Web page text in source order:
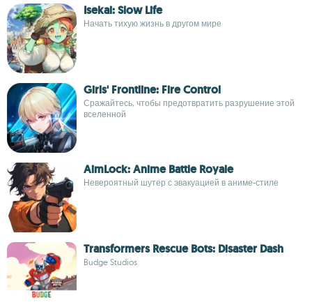
Isekai: Slow Life
Начать тихую жизнь в другом мире
Girls' Frontline: Fire Control
Сражайтесь, чтобы предотвратить разрушение этой
вселенной
AimLock: Anime Battle Royale
Невероятный шутер с эвакуацией в аниме-стиле
Transformers Rescue Bots: Disaster Dash
Budge Studios